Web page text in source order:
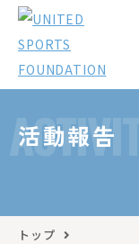
ACTIVITY
活動報告
トップ